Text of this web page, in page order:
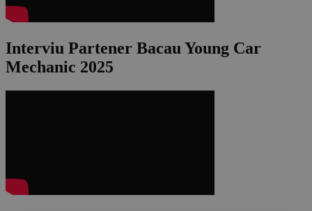
Interviu Partener Bacau Young Car
Mechanic 2025